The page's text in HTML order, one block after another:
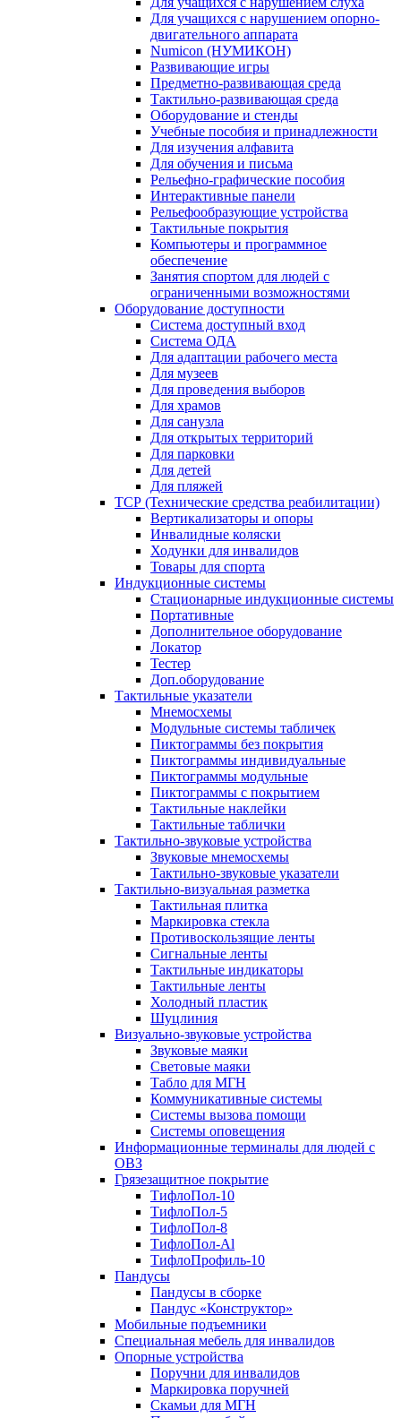
Для учащихся с нарушением опорно-
двигательного аппарата
Numicon (НУМИКОН)
Развивающие игры
Предметно-развивающая среда
Тактильно-развивающая среда
Оборудование и стенды
Учебные пособия и принадлежности
Для изучения алфавита
Для обучения и письма
Рельефно-графические пособия
Интерактивные панели
Рельефообразующие устройства
Тактильные покрытия
Компьютеры и программное
обеспечение
Занятия спортом для людей с
ограниченными возможностями
Оборудование доступности
Система доступный вход
Система ОДА
Для адаптации рабочего места
Для музеев
Для проведения выборов
Для храмов
Для санузла
Для открытых территорий
Для парковки
Для детей
Для пляжей
ТСР (Технические средства реабилитации)
Вертикализаторы и опоры
Инвалидные коляски
Ходунки для инвалидов
Товары для спорта
Индукционные системы
Стационарные индукционные системы
Портативные
Дополнительное оборудование
Локатор
Тестер
Доп.оборудование
Тактильные указатели
Мнемосхемы
Модульные системы табличек
Пиктограммы без покрытия
Пиктограммы индивидуальные
Пиктограммы модульные
Пиктограммы с покрытием
Тактильные наклейки
Тактильные таблички
Тактильно-звуковые устройства
Звуковые мнемосхемы
Тактильно-звуковые указатели
Тактильно-визуальная разметка
Тактильная плитка
Маркировка стекла
Противоскользящие ленты
Сигнальные ленты
Тактильные индикаторы
Тактильные ленты
Холодный пластик
Шуцлиния
Визуально-звуковые устройства
Звуковые маяки
Световые маяки
Табло для МГН
Коммуникативные системы
Системы вызова помощи
Системы оповещения
Информационные терминалы для людей с
ОВЗ
Грязезащитное покрытие
ТифлоПол-10
ТифлоПол-5
ТифлоПол-8
ТифлоПол-Al
ТифлоПрофиль-10
Пандусы
Пандусы в сборке
Пандус «Конструктор»
Мобильные подъемники
Специальная мебель для инвалидов
Опорные устройства
Поручни для инвалидов
Маркировка поручней
Скамьи для МГН